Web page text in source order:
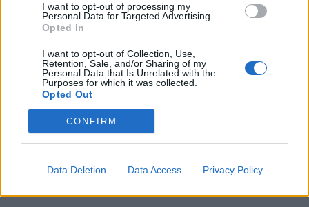
I want to opt-out of processing my
Personal Data for Targeted Advertising.
Opted In
I want to opt-out of Collection, Use,
Retention, Sale, and/or Sharing of my
Personal Data that Is Unrelated with the
Purposes for which it was collected.
Opted Out
CONFIRM
Data Deletion Data Access Privacy Policy
Uppfarter
Trappor
Ramper
Hjulspår
ÖVERTÄCKNING:
Asfalt
Betong